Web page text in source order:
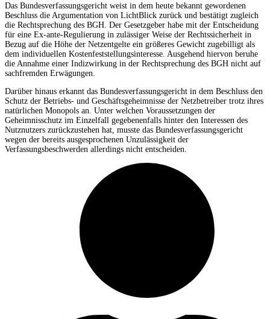
Das Bundesverfassungsgericht weist in dem heute bekannt gewordenen
Beschluss die Argumentation von LichtBlick zurück und bestätigt zugleich
die Rechtsprechung des BGH. Der Gesetzgeber habe mit der Entscheidung
für eine Ex-ante-Regulierung in zulässiger Weise der Rechtssicherheit in
Bezug auf die Höhe der Netzentgelte ein größeres Gewicht zugebilligt als
dem individuellen Kostenfeststellungsinteresse. Ausgehend hiervon beruhe
die Annahme einer Indizwirkung in der Rechtsprechung des BGH nicht auf
sachfremden Erwägungen.
Darüber hinaus erkannt das Bundesverfassungsgericht in dem Beschluss den
Schutz der Betriebs- und Geschäftsgeheimnisse der Netzbetreiber trotz ihres
natürlichen Monopols an. Unter welchen Voraussetzungen der
Geheimnisschutz im Einzelfall gegebenenfalls hinter den Interessen des
Nutznutzers zurückzustehen hat, musste das Bundesverfassungsgericht
wegen der bereits ausgesprochenen Unzulässigkeit der
Verfassungsbeschwerden allerdings nicht entscheiden.